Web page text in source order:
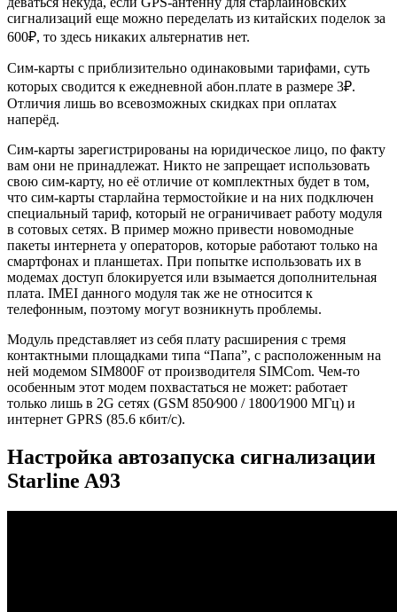
сигнализаций еще можно переделать из китайских поделок за
600₽, то здесь никаких альтернатив нет.
Сим-карты с приблизительно одинаковыми тарифами, суть
которых сводится к ежедневной абон.плате в размере 3₽.
Отличия лишь во всевозможных скидках при оплатах
наперёд.
Сим-карты зарегистрированы на юридическое лицо, по факту
вам они не принадлежат. Никто не запрещает использовать
свою сим-карту, но её отличие от комплектных будет в том,
что сим-карты старлайна термостойкие и на них подключен
специальный тариф, который не ограничивает работу модуля
в сотовых сетях. В пример можно привести новомодные
пакеты интернета у операторов, которые работают только на
смартфонах и планшетах. При попытке использовать их в
модемах доступ блокируется или взымается дополнительная
плата. IMEI данного модуля так же не относится к
телефонным, поэтому могут возникнуть проблемы.
Модуль представляет из себя плату расширения с тремя
контактными площадками типа “Папа”, с расположенным на
ней модемом SIM800F от производителя SIMCom. Чем-то
особенным этот модем похвастаться не может: работает
только лишь в 2G сетях (GSM 850⁄900 / 1800⁄1900 МГц) и
интернет GPRS (85.6 кбит/с).
Настройка автозапуска сигнализации
Starline A93